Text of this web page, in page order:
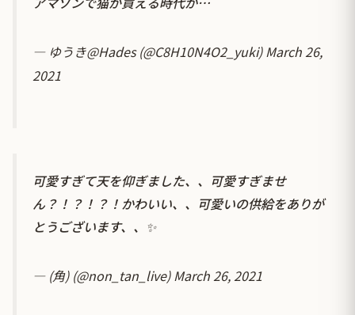
— ゆうき@Hades (@C8H10N4O2_yuki)March 26,
2021
可愛すぎて天を仰ぎました、、可愛すぎませ
ん？！？！？！かわいい、、可愛いの供給をありが
とうございます、、✨
— (角) (@non_tan_live)March 26, 2021